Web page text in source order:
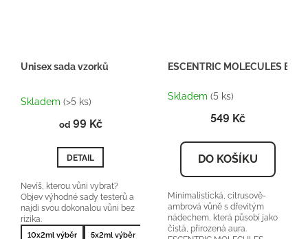
Unisex sada vzorků
hodnocení
je
z
5
Skladem (>5 ks)
od99 Kč
DETAIL
Nevíš, kterou vůni vybrat?
Objev výhodné sady testerů a
najdi svou dokonalou vůni bez
rizika.
10x2ml výběr 5x2ml výběr 10x2ml nejprodávanější 5x2ml
ESCENTRIC MOLECULES
Skladem (5 ks)
549 Kč
DO KOŠÍKU
Minimalistická, citrusově-
ambrová vůně s dřevitým
nádechem, která působí jako
čistá, přirozená aura.